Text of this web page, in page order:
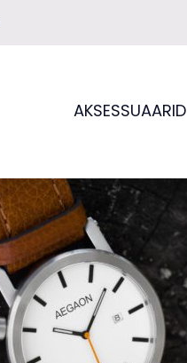
AKSESSUAARID